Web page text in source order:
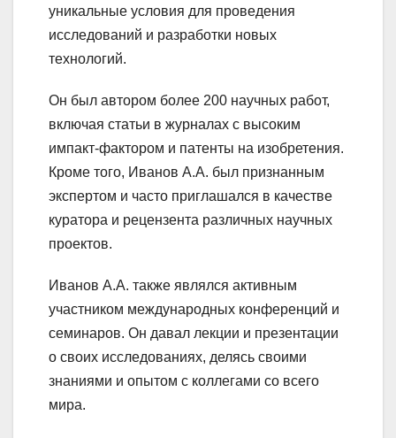
уникальные условия для проведения
исследований и разработки новых
технологий.
Он был автором более 200 научных работ,
включая статьи в журналах с высоким
импакт-фактором и патенты на изобретения.
Кроме того, Иванов А.А. был признанным
экспертом и часто приглашался в качестве
куратора и рецензента различных научных
проектов.
Иванов А.А. также являлся активным
участником международных конференций и
семинаров. Он давал лекции и презентации
о своих исследованиях, делясь своими
знаниями и опытом с коллегами со всего
мира.